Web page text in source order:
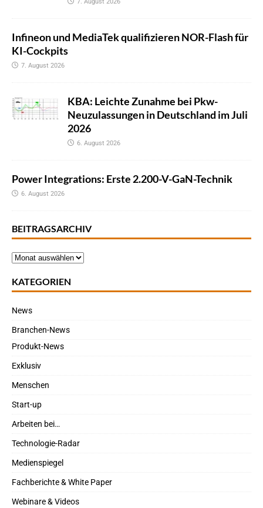
Infineon und MediaTek qualifizieren NOR-Flash für
KI-Cockpits
7. August 2026
KBA: Leichte Zunahme bei Pkw-
Neuzulassungen in Deutschland im Juli
2026
6. August 2026
Power Integrations: Erste 2.200-V-GaN-Technik
6. August 2026
BEITRAGSARCHIV
KATEGORIEN
News
Branchen-News
Produkt-News
Exklusiv
Menschen
Start-up
Arbeiten bei…
Technologie-Radar
Medienspiegel
Fachberichte & White Paper
Webinare & Videos